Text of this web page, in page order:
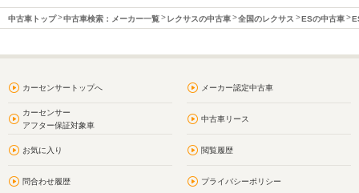
中古車トップ 中古車検索：メーカー一覧 レクサスの中古車 全国のレクサス ESの中古車
カーセンサートップへ メーカー認定中古車
カーセンサー
アフター保証対象車
中古車リース
お気に入り 閲覧履歴
問合わせ履歴 プライバシーポリシー